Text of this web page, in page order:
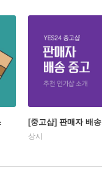
[중고샵] 판매자 배
상시